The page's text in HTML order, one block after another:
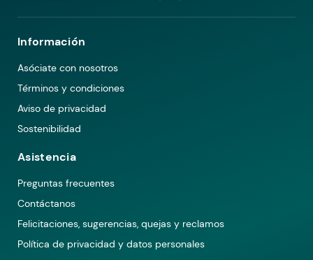
Información
Asóciate con nosotros
Términos y condiciones
Aviso de privacidad
Sostenibilidad
Asistencia
Preguntas frecuentes
Contáctanos
Felicitaciones, sugerencias, quejas y reclamos
Política de privacidad y datos personales